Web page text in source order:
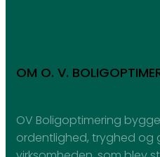
OM O. V.
OV Boligoptimering
ordentlighed, tryghed